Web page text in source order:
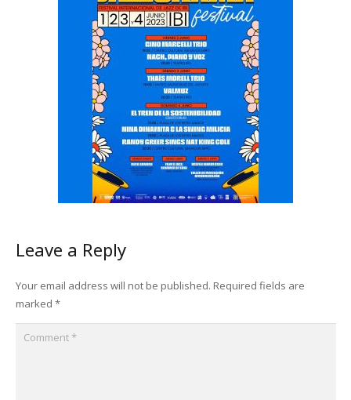
Leave a Reply
Your email address will not be published. Required fields are
marked *